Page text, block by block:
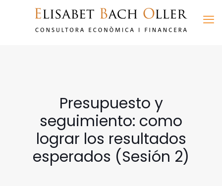
Presupuesto y
seguimiento: como
lograr los resultados
esperados (Sesión 2)